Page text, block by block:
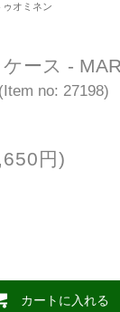
オミネン
ース -
(Item no: 27198)
円)
カートに入れる